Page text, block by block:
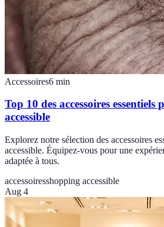
Accessoires6 min
Top 10 des accessoires
accessible
Explorez notre sélection des accessoires
accessible. Équipez-vous pour une
adaptée à tous.
accessoiresshopping accessible
Aug 4